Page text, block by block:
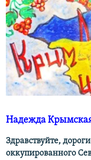
СОВЕТЫ
ПРОПАВШИЕ БЕЗ ВЕСТИ
ПОБЕДИТЕЛЕЙ НЕ СУДЯТ?
КРЫМ.НЕПОКОРЕННЫЙ
ELIFBE
УКРАИНСКАЯ ПРОБЛЕМА
Qırımtatar
ПРИСОЕДИНЯЙТЕСЬ!
Надежда
Здравствуйте,
оккупированного